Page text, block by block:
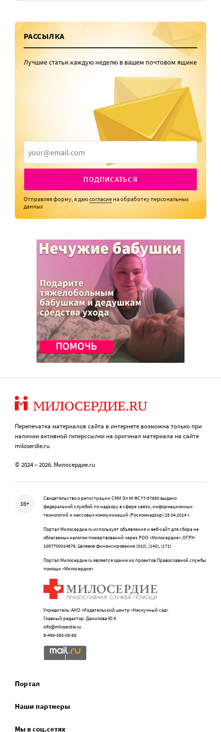
РАССЫЛКА
Лучшие статьи каждую неделю в вашем почтовом ящике
ПОДПИСАТЬСЯ
Отправляя форму, я даюсогласие на обработку персональных
данных
Перепечатка материалов сайта в интернете возможна только при
наличии активной гиперссылки на оригинал материала на сайте
miloserdie.ru
© 2024 – 2026. Милосердие.ru
16+
Свидетельство о регистрации СМИ Эл № ФС77-57850 выдано
федеральной службой по надзору в сфере связи, информационных
технологий и массовых коммуникаций (Роскомнадзор) 25.04.2014 г.
Портал Милосердие.ru использует объявления и веб-сайт для сбора не
облагаемых налогом пожертвований через РОО «Милосердие», ОГРН
1057700014679, Целевое финансирование (010), (140), (171)
Портал Милосердие.ru является одним из проектов Православной службы
помощи «Милосердие»
Учредитель: АНО «Издательский центр «Нескучный сад»
Главный редактор: Данилова Ю.К.
info@miloserdie.ru
8-499-350-05-95
Портал
Наши партнеры
Мы в соц.сетях